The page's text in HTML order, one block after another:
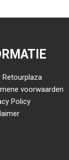
Retourplaza
voorwaarden
Policy